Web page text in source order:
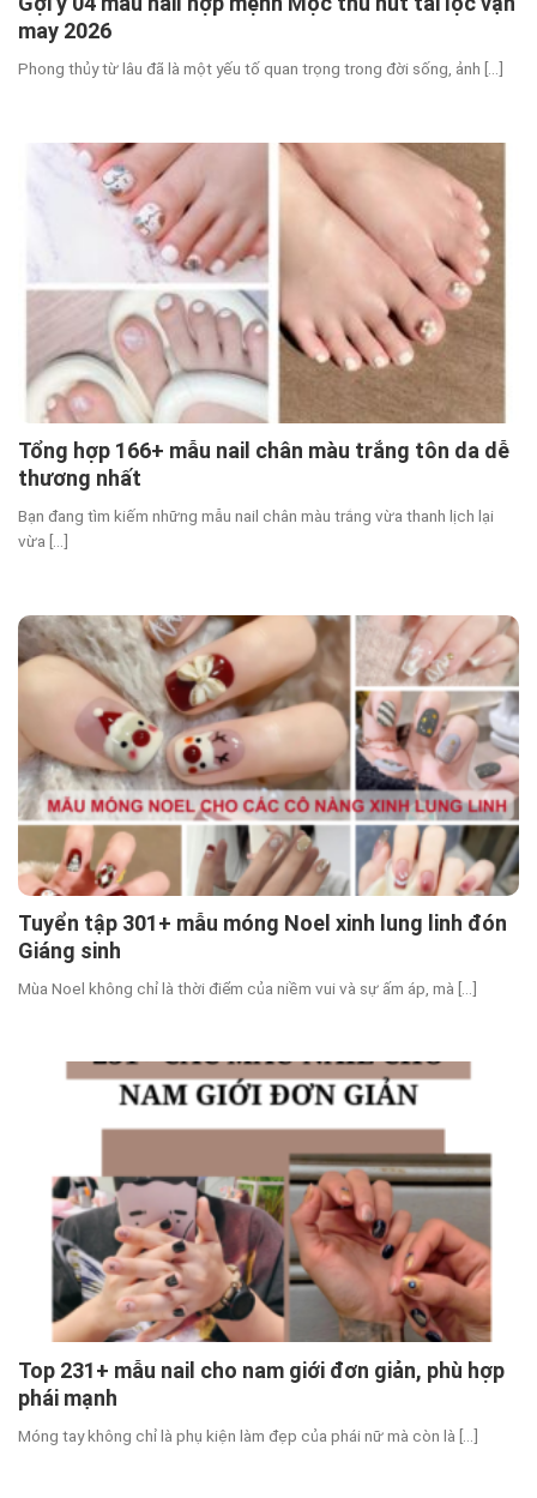
may 2026
Phong thủy từ lâu đã là một yếu tố quan trọng trong đời sống, ảnh [...]
Tổng hợp 166+ mẫu nail chân màu trắng tôn da dễ
thương nhất
Bạn đang tìm kiếm những mẫu nail chân màu trắng vừa thanh lịch lại
vừa [...]
Tuyển tập 301+ mẫu móng Noel xinh lung linh đón
Giáng sinh
Mùa Noel không chỉ là thời điểm của niềm vui và sự ấm áp, mà [...]
Top 231+ mẫu nail cho nam giới đơn giản, phù hợp
phái mạnh
Móng tay không chỉ là phụ kiện làm đẹp của phái nữ mà còn là [...]